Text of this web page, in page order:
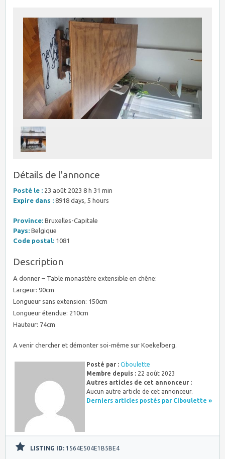
Détails de l'annonce
Posté le : 23 août 2023 8 h 31 min
Expire dans : 8918 days, 5 hours
Province: Bruxelles-Capitale
Pays: Belgique
Code postal: 1081
Description
A donner – Table monastère extensible en chêne:
Largeur: 90cm
Longueur sans extension: 150cm
Longueur étendue: 210cm
Hauteur: 74cm
A venir chercher et démonter soi-même sur Koekelberg.
Posté par : Ciboulette
Membre depuis : 22 août 2023
Autres articles de cet annonceur :
Aucun autre article de cet annonceur.
Derniers articles postés par Ciboulette »
LISTING ID: 1564E504E1B5BE4